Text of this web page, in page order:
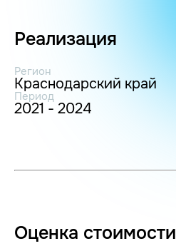
Реализация
Регион
Краснодарский край
Период
2021 - 2024
Оценка стоимости